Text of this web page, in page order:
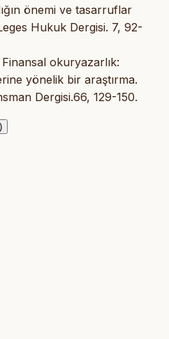
önemi ve tasarruflar
Hukuk Dergisi. 7, 92-
Finansal okuryazarlık:
yönelik bir araştırma.
Dergisi.66, 129-150.